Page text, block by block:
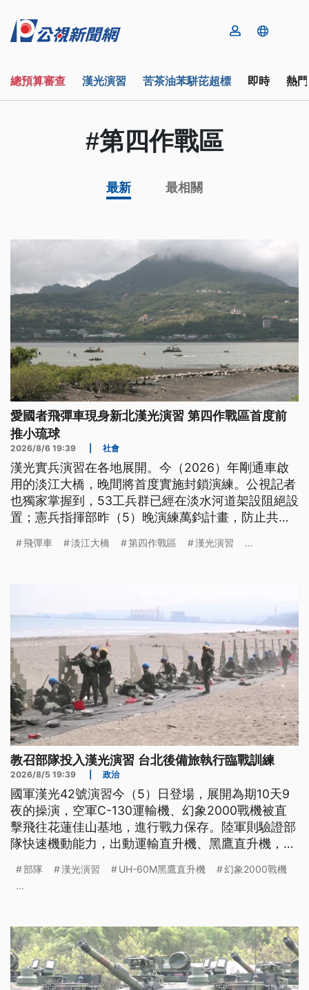
總預算審查 漢光演習 苦茶油苯駢芘超標 即時 熱
#第四作戰區
最新 最相關
愛國者飛彈車現身新北漢光演習 第四作戰區首度前
推小琉球
2026/8/6 19:39 社會
漢光實兵演習在各地展開。今（2026）年剛通車啟
用的淡江大橋，晚間將首度實施封鎖演練。公視記者
也獨家掌握到，53工兵群已經在淡水河道架設阻絕設
置；憲兵指揮部昨（5）晚演練萬鈞計畫，防止共軍
衡山指揮所。空軍天弓三型防空飛彈車首度現身台北
飛彈車 淡江大橋 第四作戰區 漢光演習 ...
教召部隊投入漢光演習 台北後備旅執行臨戰訓練
2026/8/5 19:39 政治
國軍漢光42號演習今（5）日登場，展開為期10天9
夜的操演，空軍C-130運輸機、幻象2000戰機被直
擊飛往花蓮佳山基地，進行戰力保存。陸軍則驗證部
隊快速機動能力，出動運輸直升機、黑鷹直升機，載
光演習，台北後備旅執行臨戰訓練，美方援助的
M4A1步槍對外曝光。
部隊 漢光演習 UH-60M黑鷹直升機
幻象2000戰機
...